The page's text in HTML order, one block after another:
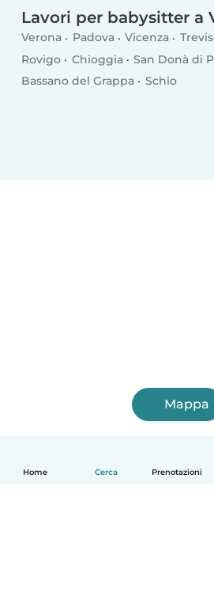
Home Cerca Prenotazioni
Lavori per babysitter a
Verona Padova Vicenza
Rovigo
Chioggia
San Donà di
Bassano del Grappa
Schio
Mappa